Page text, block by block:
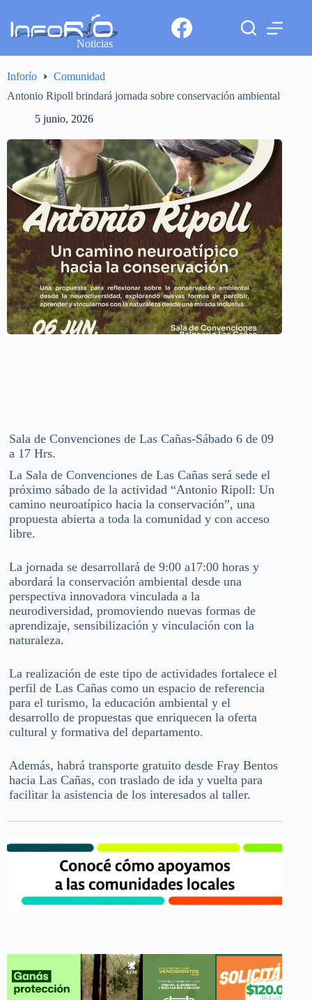
Noticias
Inforío
Comunidad
Antonio Ripoll brindará jornada sobre conservación ambiental
5 junio, 2026
Sala de Convenciones de Las Cañas-Sábado 6 de 09
a 17 Hrs.
La Sala de Convenciones de Las Cañas será sede el
próximo sábado de la actividad “Antonio Ripoll: Un
camino neuroatípico hacia la conservación”, una
propuesta abierta a toda la comunidad y con acceso
libre.
La jornada se desarrollará de 9:00 a17:00 horas y
abordará la conservación ambiental desde una
perspectiva innovadora vinculada a la
neurodiversidad, promoviendo nuevas formas de
aprendizaje, sensibilización y vinculación con la
naturaleza.
La realización de este tipo de actividades fortalece el
perfil de Las Cañas como un espacio de referencia
para el turismo, la educación ambiental y el
desarrollo de propuestas que enriquecen la oferta
cultural y formativa del departamento.
Además, habrá transporte gratuito desde Fray Bentos
hacia Las Cañas, con traslado de ida y vuelta para
facilitar la asistencia de los interesados al taller.